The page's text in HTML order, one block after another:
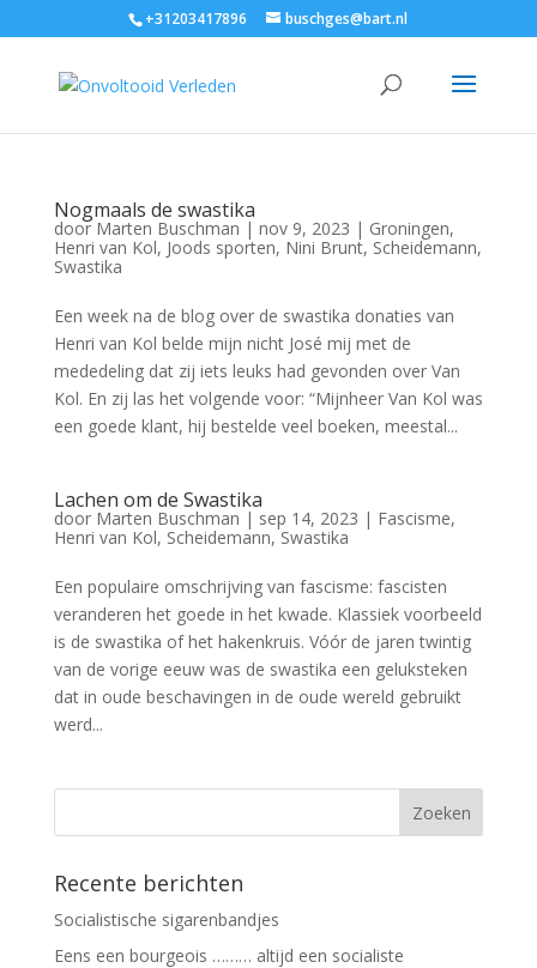
+31203417896 buschges@bart.nl
Nogmaals de swastika
door Marten Buschman | nov 9, 2023 | Groningen,
Henri van Kol, Joods sporten, Nini Brunt, Scheidemann,
Swastika
Een week na de blog over de swastika donaties van
Henri van Kol belde mijn nicht José mij met de
mededeling dat zij iets leuks had gevonden over Van
Kol. En zij las het volgende voor: “Mijnheer Van Kol was
een goede klant, hij bestelde veel boeken, meestal...
Lachen om de Swastika
door Marten Buschman | sep 14, 2023 | Fascisme,
Henri van Kol, Scheidemann,Swastika
Een populaire omschrijving van fascisme: fascisten
veranderen het goede in het kwade. Klassiek voorbeeld
is de swastika of het hakenkruis. Vóór de jaren twintig
van de vorige eeuw was de swastika een geluksteken
dat in oude beschavingen in de oude wereld gebruikt
werd...
Recente berichten
Socialistische sigarenbandjes
Eens een bourgeois ……… altijd een socialiste